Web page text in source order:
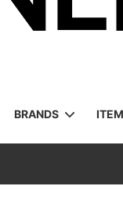
BRANDS